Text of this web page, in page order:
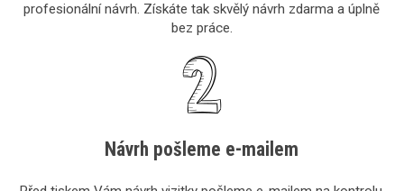
profesionální návrh. Získáte tak skvělý návrh zdarma a úplně
bez práce.
Návrh pošleme e-mailem